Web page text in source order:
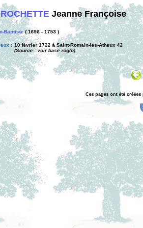
Jeanne Françoise
Baptiste( 1696 - 1753 )
: 10 février 1722 à Saint-Romain-les-Atheux 42
(Source : voir base roglo).
Ces pages ont été